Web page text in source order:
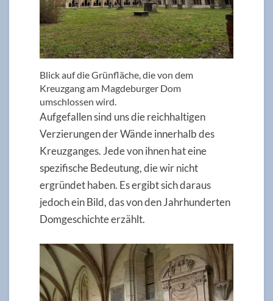
Blick auf die Grünfläche, die von dem
Kreuzgang am Magdeburger Dom
umschlossen wird.
Aufgefallen sind uns die reichhaltigen
Verzierungen der Wände innerhalb des
Kreuzganges. Jede von ihnen hat eine
spezifische Bedeutung, die wir nicht
ergründet haben. Es ergibt sich daraus
jedoch ein Bild, das von den Jahrhunderten
Domgeschichte erzählt.